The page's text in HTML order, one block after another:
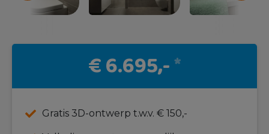
€ 6.695,-*
Gratis 3D-ontwerp t.w.v. € 150,-